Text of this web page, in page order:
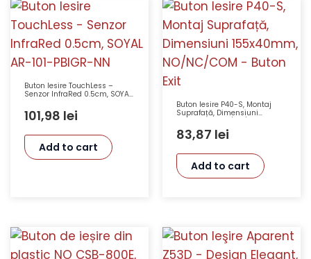
Buton Iesire TouchLess –
Senzor InfraRed 0.5cm, SOYAL
101,98 lei
Add to cart
Buton Iesire P40-S, Montaj
Suprafață, Dimensiuni
Buton Exit
83,87 lei
Add to cart